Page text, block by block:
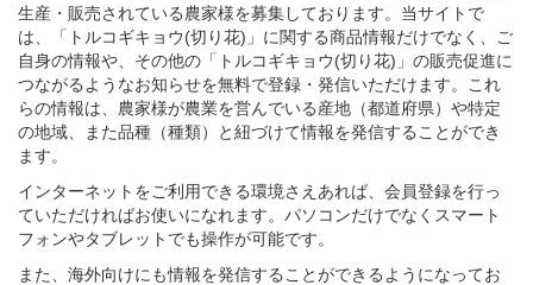
生産・販売されている農家様を募集しております。当サイトで
は、「トルコギキョウ(切り花)」に関する商品情報だけでなく、ご
自身の情報や、その他の「トルコギキョウ(切り花)」の販売促進に
つながるようなお知らせを無料で登録・発信いただけます。これ
らの情報は、農家様が農業を営んでいる産地（都道府県）や特定
の地域、また品種（種類）と紐づけて情報を発信することができ
ます。
インターネットをご利用できる環境さえあれば、会員登録を行っ
ていただければお使いになれます。パソコンだけでなくスマート
フォンやタブレットでも操作が可能です。
また、海外向けにも情報を発信することができるようになってお